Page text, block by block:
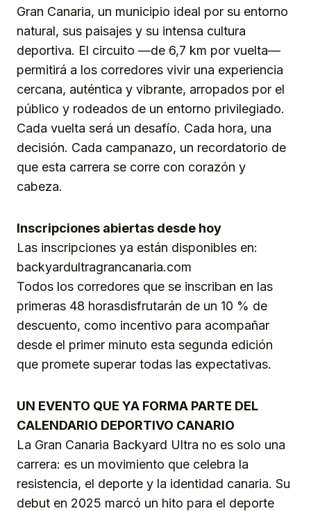
Gran Canaria, un municipio ideal por su entorno
natural, sus paisajes y su intensa cultura
deportiva. El circuito —de 6,7 km por vuelta—
permitirá a los corredores vivir una experiencia
cercana, auténtica y vibrante, arropados por el
público y rodeados de un entorno privilegiado.
Cada vuelta será un desafío. Cada hora, una
decisión. Cada campanazo, un recordatorio de
que esta carrera se corre con corazón y
cabeza.
Inscripciones abiertas desde hoy
Las inscripciones ya están disponibles en:
backyardultragrancanaria.com
Todos los corredores que se inscriban en las
primeras 48 horasdisfrutarán de un 10 % de
descuento, como incentivo para acompañar
desde el primer minuto esta segunda edición
que promete superar todas las expectativas.
UN EVENTO QUE YA FORMA PARTE DEL
CALENDARIO DEPORTIVO CANARIO
La Gran Canaria Backyard Ultra no es solo una
carrera: es un movimiento que celebra la
resistencia, el deporte y la identidad canaria. Su
debut en 2025 marcó un hito para el deporte